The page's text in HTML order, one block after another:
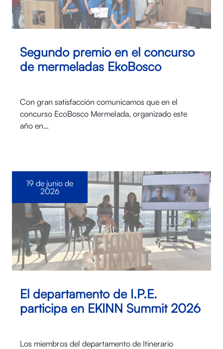
Segundo premio en el concurso
de mermeladas EkoBosco
Con gran satisfacción comunicamos que en el
concurso EcoBosco Mermelada, organizado este
año en…
El departamento de I.P.E.
participa en EKINN Summit 2026
Los miembros del departamento de Itinerario
19 de junio de
2026